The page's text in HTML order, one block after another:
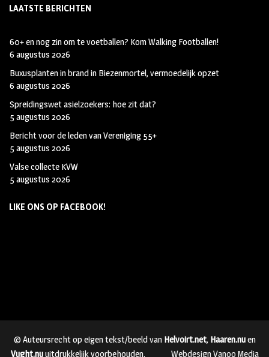
LAATSTE BERICHTEN
60+ en nog zin om te voetballen? Kom Walking Footballen!
6 augustus 2026
Buxusplanten in brand in Biezenmortel, vermoedelijk opzet
6 augustus 2026
Spreidingswet asielzoekers: hoe zit dat?
5 augustus 2026
Bericht voor de leden van Vereniging 55+
5 augustus 2026
Valse collecte KVW
5 augustus 2026
LIKE ONS OP FACEBOOK!
© Auteursrecht op eigen tekst/beeld van Helvoirt.net, Haaren.nuen
Vught.nuuitdrukkelijk voorbehouden. Webdesign Vanoo Media